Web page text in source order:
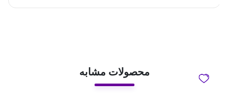
محصولات مشابه